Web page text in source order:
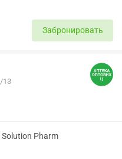
Забронировать
13
Pharm